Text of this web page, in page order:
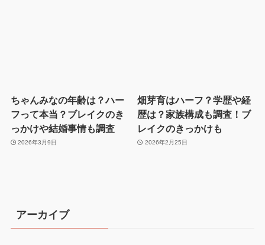
ちゃんみなの年齢は？ハー
フって本当？ブレイクのき
っかけや結婚事情も調査
2026年3月9日
畑芽育はハーフ？学歴や経
歴は？家族構成も調査！ブ
レイクのきっかけも
2026年2月25日
アーカイブ